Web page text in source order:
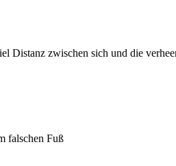
Distanz zwischen sich und die
falschen Fuß